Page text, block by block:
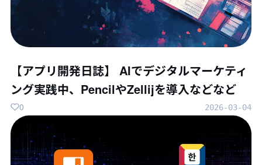
【アプリ開発日誌】 AIでデジタルマーケティ
ング実践中、PencilやZellijを導入などなど
2026-03-04
0